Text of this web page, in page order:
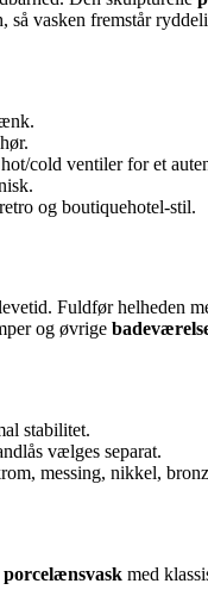
vasken fremstår
cold ventiler for et
og boutiquehotel-stil.
Fuldfør helheden
og øvrige
stabilitet.
vælges separat.
messing, nikkel,
porcelænsvask med